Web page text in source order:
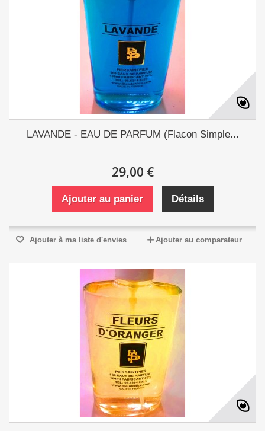
LAVANDE - EAU DE PARFUM (Flacon Simple...
29,00 €
Ajouter au panier Détails
Ajouter à ma liste d'envies Ajouter au comparateur